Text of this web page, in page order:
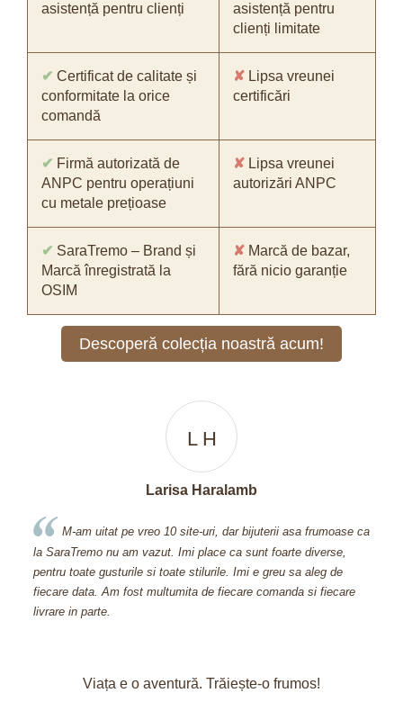
asistență pentru clienți
asistență pentru
clienți limitate
✔ Certificat de calitate și
conformitate la orice
comandă
✘ Lipsa vreunei
certificări
✔ Firmă autorizată de
ANPC pentru operațiuni
cu metale prețioase
✘ Lipsa vreunei
autorizări ANPC
✔ SaraTremo – Brand și
Marcă înregistrată la
OSIM
✘ Marcă de bazar,
fără nicio garanție
Descoperă colecția noastră acum!
L H
Larisa Haralamb
M-am uitat pe vreo 10 site-uri, dar bijuterii asa frumoase ca
la SaraTremo nu am vazut. Imi place ca sunt foarte diverse,
pentru toate gusturile si toate stilurile. Imi e greu sa aleg de
fiecare data. Am fost multumita de fiecare comanda si fiecare
livrare in parte.
Viața e o aventură. Trăiește-o frumos!